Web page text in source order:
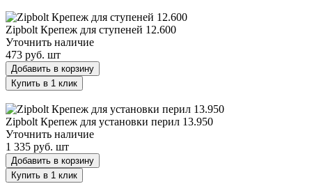
Zipbolt Крепеж для ступеней 12.600
Уточнить наличие
473 руб. шт
Добавить в корзину
Купить в 1 клик
Zipbolt Крепеж для установки перил 13.950
Уточнить наличие
1 335 руб. шт
Добавить в корзину
Купить в 1 клик